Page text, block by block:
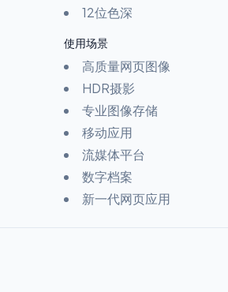
12位色深
使用场景
高质量网页图像
HDR摄影
专业图像存储
移动应用
流媒体平台
数字档案
新一代网页应用